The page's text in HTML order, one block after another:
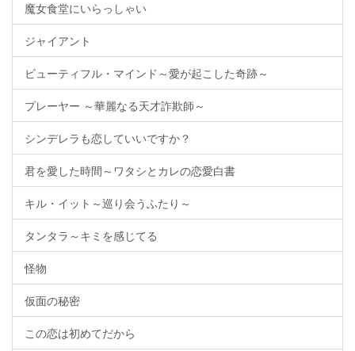
魔女食堂にいらっしゃい
ジャイアント
ビューティフル・マインド～愛が起こした奇跡～
プレーヤー ～華麗なる天才詐欺師～
シンデレラも恋していいですか？
君を愛した時間～ワタシとカレの恋愛白書
キル・イット～巡り会うふたり～
タンタラ～キミを感じてる
怪物
仮面の秘密
この恋は初めてだから